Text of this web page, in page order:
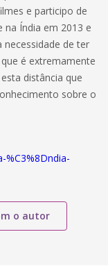
e participo de
na Índia em 2013 e
necessidade de ter
é extremamente
distância que
sobre o
o autor